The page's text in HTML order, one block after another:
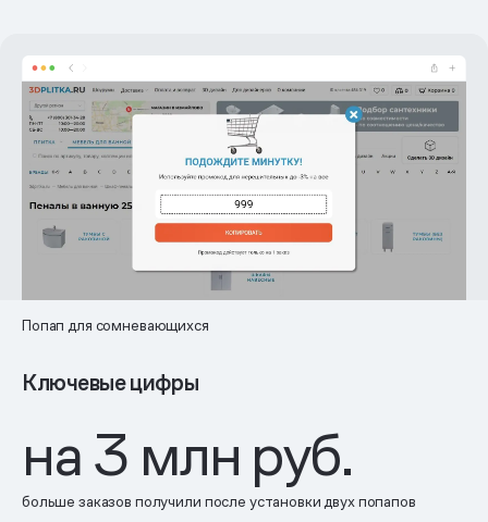
Попап для сомневающихся
Ключевые цифры
на3 млн руб.
больше заказов получили после установки двух попапов